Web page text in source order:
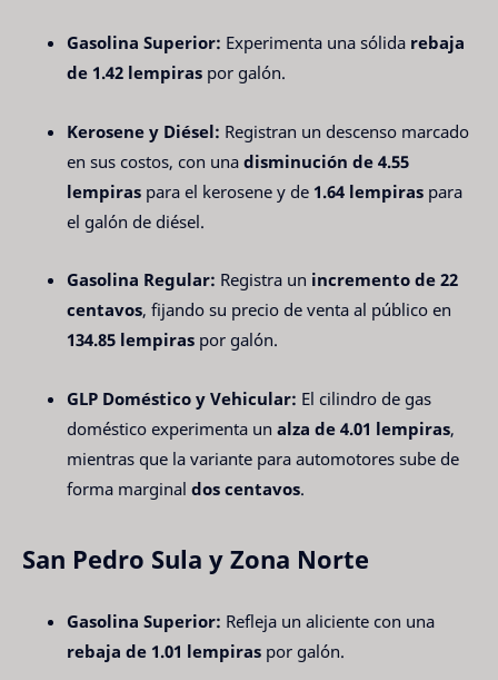
Gasolina Superior: Experimenta una sólida rebaja
de 1.42 lempiras por galón.
Kerosene y Diésel: Registran un descenso marcado
en sus costos, con una disminución de 4.55
lempiras para el kerosene y de 1.64 lempiras para
el galón de diésel.
Gasolina Regular: Registra un incremento de 22
centavos, fijando su precio de venta al público en
134.85 lempiras por galón.
GLP Doméstico y Vehicular: El cilindro de gas
doméstico experimenta un alza de 4.01 lempiras,
mientras que la variante para automotores sube de
forma marginal dos centavos.
San Pedro Sula y Zona Norte
Gasolina Superior: Refleja un aliciente con una
rebaja de 1.01 lempiras por galón.